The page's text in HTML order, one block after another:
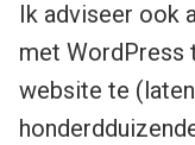
Ik adviseer ook
met WordPress
website te